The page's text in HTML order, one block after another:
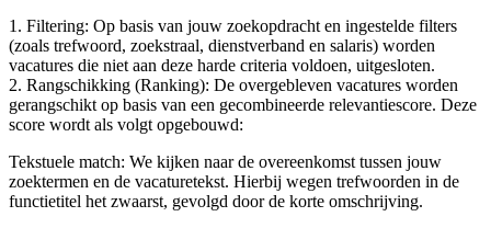
1. Filtering: Op basis van jouw zoekopdracht en ingestelde filters
(zoals trefwoord, zoekstraal, dienstverband en salaris) worden
vacatures die niet aan deze harde criteria voldoen, uitgesloten.
2. Rangschikking (Ranking): De overgebleven vacatures worden
gerangschikt op basis van een gecombineerde relevantiescore. Deze
score wordt als volgt opgebouwd:
Tekstuele match: We kijken naar de overeenkomst tussen jouw
zoektermen en de vacaturetekst. Hierbij wegen trefwoorden in de
functietitel het zwaarst, gevolgd door de korte omschrijving.